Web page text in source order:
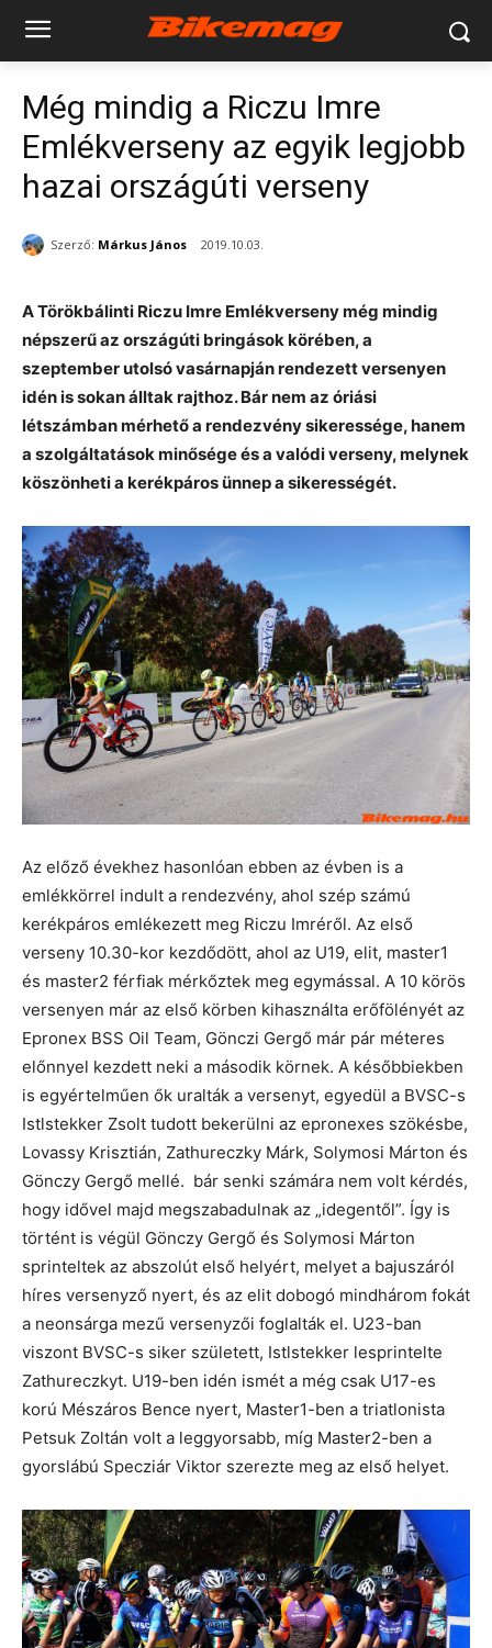
Még mindig a Riczu Imre
Emlékverseny az egyik legjobb
hazai országúti verseny
Szerző: Márkus János 2019.10.03.
A Törökbálinti Riczu Imre Emlékverseny még mindig
népszerű az országúti bringások körében, a
szeptember utolsó vasárnapján rendezett versenyen
idén is sokan álltak rajthoz. Bár nem az óriási
létszámban mérhető a rendezvény sikeressége, hanem
a szolgáltatások minősége és a valódi verseny, melynek
köszönheti a kerékpáros ünnep a sikerességét.
Az előző évekhez hasonlóan ebben az évben is a
emlékkörrel indult a rendezvény, ahol szép számú
kerékpáros emlékezett meg Riczu Imréről. Az első
verseny 10.30-kor kezdődött, ahol az U19, elit, master1
és master2 férfiak mérkőztek meg egymással. A 10 körös
versenyen már az első körben kihasználta erőfölényét az
Epronex BSS Oil Team, Gönczi Gergő már pár méteres
előnnyel kezdett neki a második körnek. A későbbiekben
is egyértelműen ők uralták a versenyt, egyedül a BVSC-s
Istlstekker Zsolt tudott bekerülni az epronexes szökésbe,
Lovassy Krisztián, Zathureczky Márk, Solymosi Márton és
Gönczy Gergő mellé. bár senki számára nem volt kérdés,
hogy idővel majd megszabadulnak az „idegentől”. Így is
történt is végül Gönczy Gergő és Solymosi Márton
sprinteltek az abszolút első helyért, melyet a bajuszáról
híres versenyző nyert, és az elit dobogó mindhárom fokát
a neonsárga mezű versenyzői foglalták el. U23-ban
viszont BVSC-s siker született, Istlstekker lesprintelte
Zathureczkyt. U19-ben idén ismét a még csak U17-es
korú Mészáros Bence nyert, Master1-ben a triatlonista
Petsuk Zoltán volt a leggyorsabb, míg Master2-ben a
gyorslábú Specziár Viktor szerezte meg az első helyet.